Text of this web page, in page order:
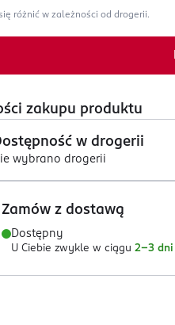
różnić w zależności od drogerii.
zakupu produktu
w drogerii
wybrano drogerii
Zamów z dostawą
Dostępny
U Ciebie zwykle w ciągu 2-3 dni